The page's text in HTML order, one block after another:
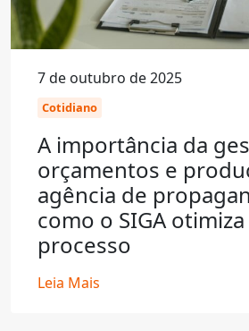
7 de outubro de 2025
Cotidiano
A importância da
orçamentos e
agência de
como o SIGA
processo
Leia Mais